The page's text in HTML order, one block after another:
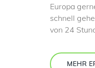
Europa
schnell
von 24
MEHR